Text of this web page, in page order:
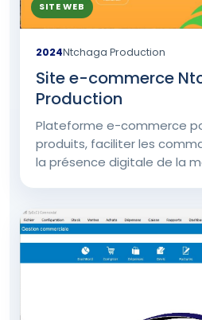
SITE WEB
2024Ntchaga Production
Site e-commerce
Production
Plateforme e-commerce
produits, faciliter les
la présence digitale de la